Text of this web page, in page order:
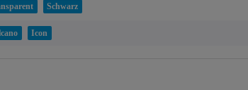
Schwarz
Icon